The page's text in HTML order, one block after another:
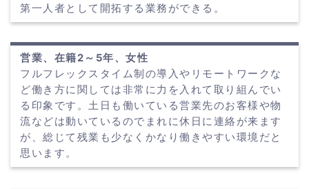
第一人者として開拓する業務ができる。
営業、在籍2～5年、女性
フルフレックスタイム制の導入やリモートワークな
ど働き方に関しては非常に力を入れて取り組んでい
る印象です。土日も働いている営業先のお客様や物
流などは動いているのでまれに休日に連絡が来ます
が、総じて残業も少なくかなり働きやすい環境だと
思います。